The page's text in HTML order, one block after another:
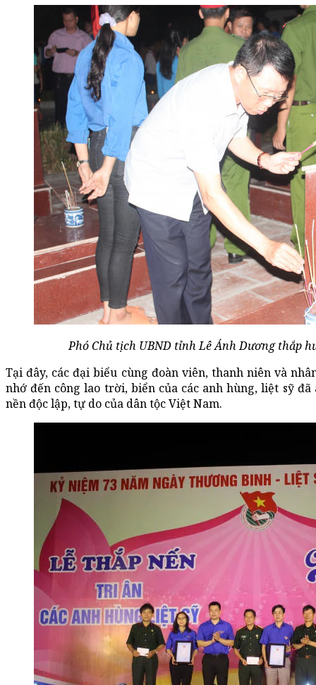
Phó Chủ tịch UBND tỉnh Lê Ánh Dương thắp
Tại đây, các đại biểu cùng đoàn viên, thanh niên và
nhớ đến công lao trời, biển của các anh hùng, liệt sỹ
nền độc lập, tự do của dân tộc Việt Nam.